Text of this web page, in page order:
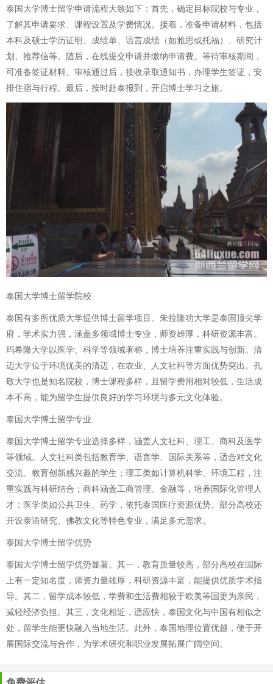
泰国大学博士留学申请流程大致如下：首先，确定目标院校与专业，
了解其申请要求、课程设置及学费情况。接着，准备申请材料，包括
本科及硕士学历证明、成绩单、语言成绩（如雅思或托福）、研究计
划、推荐信等。随后，在线提交申请并缴纳申请费。等待审核期间，
可准备签证材料。审核通过后，接收录取通知书，办理学生签证，安
排住宿与行程。最后，按时赴泰报到，开启博士学习之旅。
泰国大学博士留学院校
泰国有多所优质大学提供博士留学项目。朱拉隆功大学是泰国顶尖学
府，学术实力强，涵盖多领域博士专业，师资雄厚，科研资源丰富。
玛希隆大学以医学、科学等领域著称，博士培养注重实践与创新。清
迈大学位于环境优美的清迈，在农业、人文社科等方面优势突出。孔
敬大学也是知名院校，博士课程多样，且留学费用相对较低，生活成
本不高，能为留学生提供良好的学习环境与多元文化体验。
泰国大学博士留学专业
泰国大学博士留学专业选择多样，涵盖人文社科、理工、商科及医学
等领域。人文社科类包括教育学、语言学、国际关系等，适合对文化
交流、教育创新感兴趣的学生；理工类如计算机科学、环境工程，注
重实践与科研结合；商科涵盖工商管理、金融等，培养国际化管理人
才；医学类如公共卫生、药学，依托泰国医疗资源优势。部分高校还
开设泰语研究、佛教文化等特色专业，满足多元需求。
泰国大学博士留学优势
泰国大学博士留学优势显著。其一，教育质量较高，部分高校在国际
上有一定知名度，师资力量雄厚，科研资源丰富，能提供优质学术指
导。其二，留学成本较低，学费和生活费相较于欧美等国更为亲民，
减轻经济负担。其三，文化相近，适应快，泰国文化与中国有相似之
处，留学生能更快融入当地生活。此外，泰国地理位置优越，便于开
展国际交流与合作，为学术研究和职业发展拓展广阔空间。